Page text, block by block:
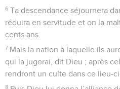
6 Ta descendance séjournera
réduira en servitude et on la
cents ans.
7 Mais la nation à laquelle ils
qui la jugerai, dit Dieu ; après
rendront un culte dans ce lieu-ci.
8